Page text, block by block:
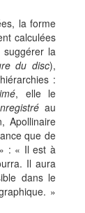
la forme
calculées
la
du disc),
:
, elle le
au
Apollinaire
que de
: « Il est à
Il aura
dans le
»